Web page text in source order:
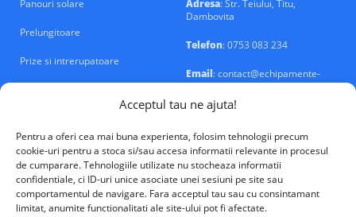
Acceptul tau ne ajuta!
Pentru a oferi cea mai buna experienta, folosim tehnologii precum
cookie-uri pentru a stoca si/sau accesa informatii relevante in procesul
de cumparare. Tehnologiile utilizate nu stocheaza informatii
confidentiale, ci ID-uri unice asociate unei sesiuni pe site sau
comportamentul de navigare. Fara acceptul tau sau cu consintamant
limitat, anumite functionalitati ale site-ului pot fi afectate.
Panouri solare
Prelungitoare
Prize si intrerupatoare
Adresa: Str. Teiului, Titu,
Dambovita
Telefon: 0753 083 234
Email: contact@echipamente-
electrice.ro
VALM Electrical Solutions © 2026